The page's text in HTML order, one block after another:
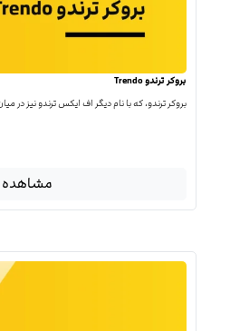
بروکر ترندو Trendo
بروکر ترندو، که با نام دیگر اف ایکس ترندو نیز در
مشاهده